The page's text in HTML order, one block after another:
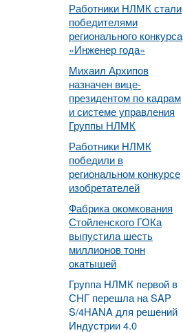
Работники НЛМК стали
победителями
регионального конкурса
«Инженер года»
Михаил Архипов
назначен вице-
президентом по кадрам
и системе управления
Группы НЛМК
Работники НЛМК
победили в
региональном конкурсе
изобретателей
Фабрика окомкования
Стойленского ГОКа
выпустила шесть
миллионов тонн
окатышей
Группа НЛМК первой в
СНГ перешла на SAP
S/4HANA для решений
Индустрии 4.0